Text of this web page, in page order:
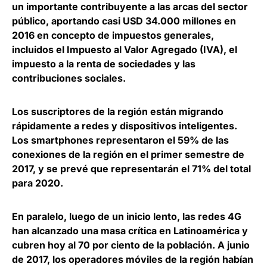
un importante contribuyente a las arcas del sector
público, aportando casi USD 34.000 millones en
2016 en concepto de impuestos generales,
incluidos el Impuesto al Valor Agregado (IVA), el
impuesto a la renta de sociedades y las
contribuciones sociales.
Los suscriptores de la región están migrando
rápidamente a redes y dispositivos inteligentes.
Los smartphones representaron el 59% de las
conexiones de la región en el primer semestre de
2017, y se prevé que representarán el 71% del total
para 2020.
En paralelo, luego de un inicio lento, las redes 4G
han alcanzado una masa crítica en Latinoamérica y
cubren hoy al 70 por ciento de la población. A junio
de 2017, los operadores móviles de la región habían